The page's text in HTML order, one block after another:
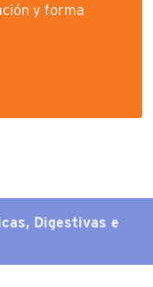
y forma
Digestivas e